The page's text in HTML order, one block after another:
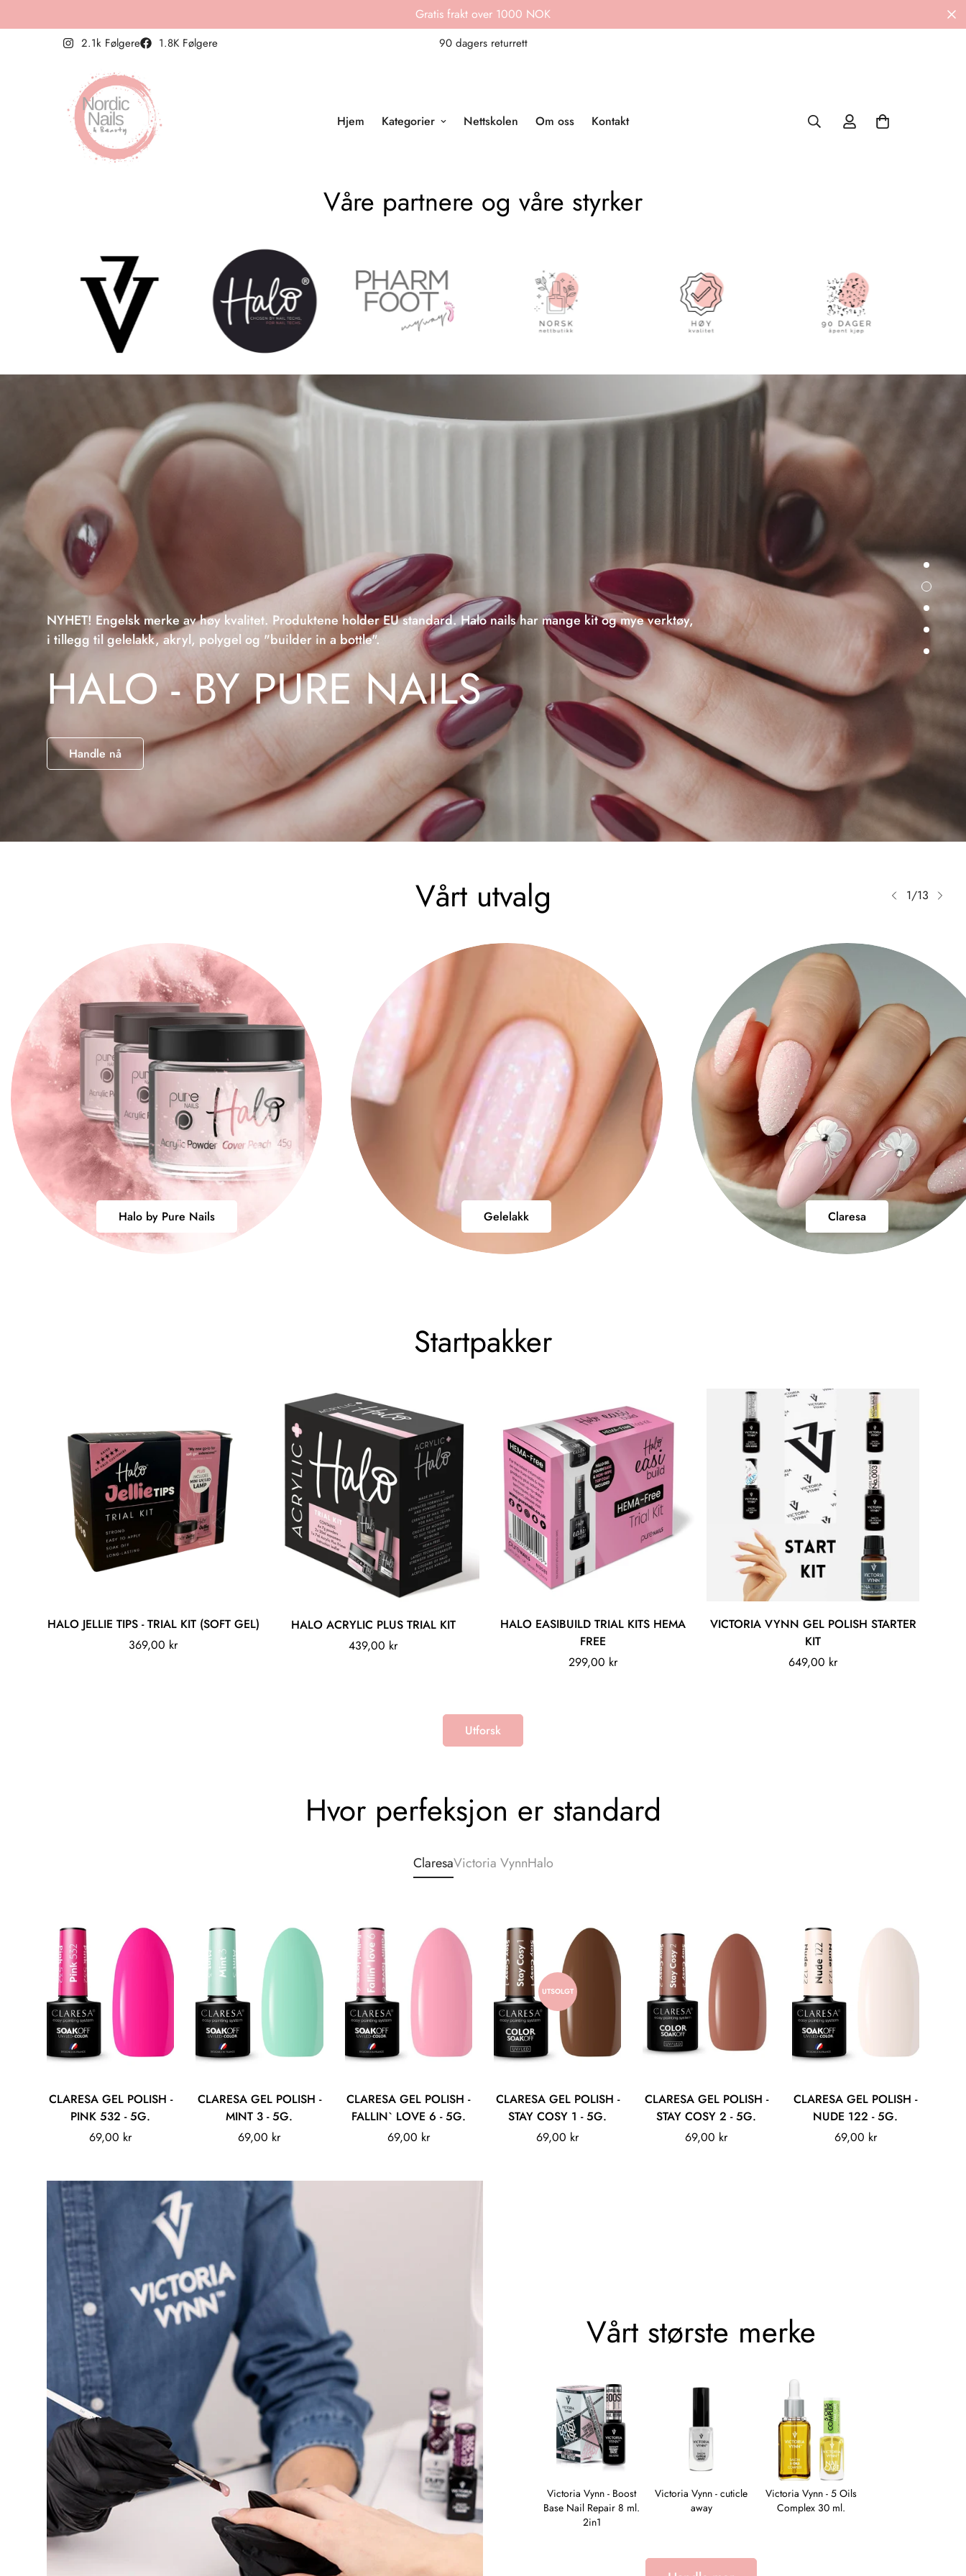
Gratis frakt over 1000 NOK
1.8K Følgere
2.1k Følgere 90 dagers returrett
Hjem Kategorier Nettskolen Om oss Kontakt
Våre partnere og våre styrker
NYHET! Engelsk merke av høy kvalitet. Produktene holder EU standard. Halo nails har mange kit og mye verktøy,
i tillegg til gelelakk, akryl, polygel og "builder in a bottle".
HALO - BY PURE NAILS
Handle nå
Vårt utvalg 1/13
Halo
Halo by Pure Nails Gelelakk Gelelakk Claresa Claresa
Startpakker
Legg til
HALO JELLIE TIPS - TRIAL KIT (SOFT GEL)
Vanlig
369,00 kr
Legg til
HALO ACRYLIC PLUS TRIAL KIT
Vanlig
439,00 kr
Legg til
HALO EASIBUILD TRIAL KITS HEMA
FREE
Vanlig
299,00 kr
Legg til
VICTORIA VYNN GEL POLISH STARTER
KIT
Vanlig
649,00 kr
Utforsk
Hvor perfeksjon er standard
ClaresaVictoria VynnHalo
Legg til
CLARESA GEL POLISH -
PINK 532 - 5G.
Vanlig
69,00 kr
Legg til
CLARESA GEL POLISH -
MINT 3 - 5G.
Vanlig
69,00 kr
Legg til
CLARESA GEL POLISH -
FALLIN` LOVE 6 - 5G.
Vanlig
69,00 kr
UTSOLGT
CLARESA GEL POLISH -
STAY COSY 1 - 5G.
Vanlig
69,00 kr
Legg til
CLARESA GEL POLISH -
STAY COSY 2 - 5G.
Vanlig
69,00 kr
Legg til
CLARESA GEL POLISH -
NUDE 122 - 5G.
Vanlig
69,00 kr
Vårt største merke
Victoria Vynn Master
gel - 03 Fully White. 60
ml.
Victoria Vynn Master
gel - 04 Soft pink. 60
Victoria Vynn Master
gel - 05 Cover Blush.
60 ml.
Victoria Vynn - Boost
Base Nail Repair 8 ml.
2in1
Victoria Vynn - cuticle
away
Victoria Vynn - 5 Oils
Complex 30 ml.